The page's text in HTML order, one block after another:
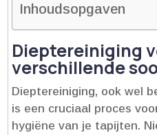
Inhoudsopgaven
Dieptereiniging
verschillende
Dieptereiniging, ook wel
is een cruciaal proces
hygiëne van je tapijten.​